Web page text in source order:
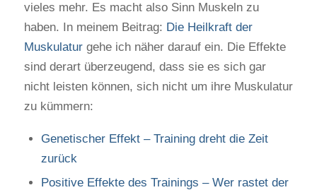
vieles mehr. Es macht also Sinn Muskeln zu
haben. In meinem Beitrag: Die Heilkraft der
Muskulaturgehe ich näher darauf ein. Die Effekte
sind derart überzeugend, dass sie es sich gar
nicht leisten können, sich nicht um ihre Muskulatur
zu kümmern:
Genetischer Effekt – Training dreht die Zeit
zurück
Positive Effekte des Trainings – Wer rastet der